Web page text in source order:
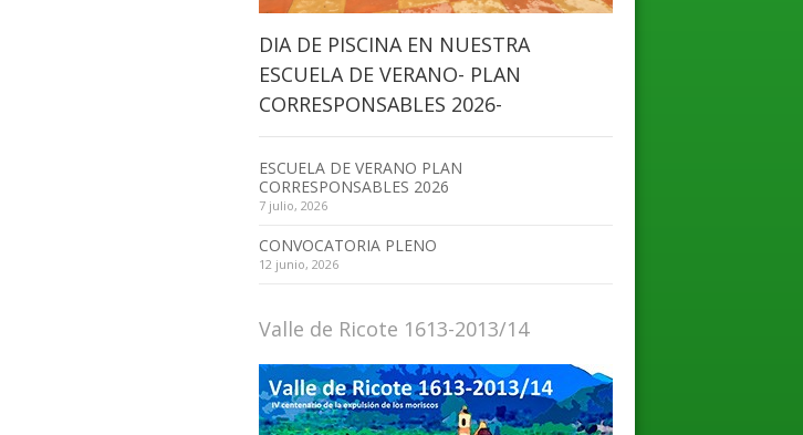
DIA DE PISCINA EN NUESTRA
ESCUELA DE VERANO- PLAN
CORRESPONSABLES 2026-
ESCUELA DE VERANO PLAN
CORRESPONSABLES 2026
7 julio, 2026
CONVOCATORIA PLENO
12 junio, 2026
Valle de Ricote 1613-2013/14